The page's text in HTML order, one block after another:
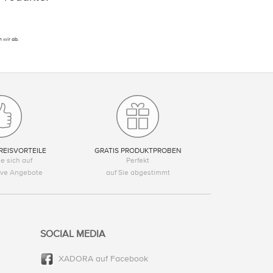
wir ab.
sich auf
Angebote
GRATIS PRODUKTPROBEN
Perfekt
auf Sie abgestimmt
SOCIAL MEDIA
XADORA auf Facebook